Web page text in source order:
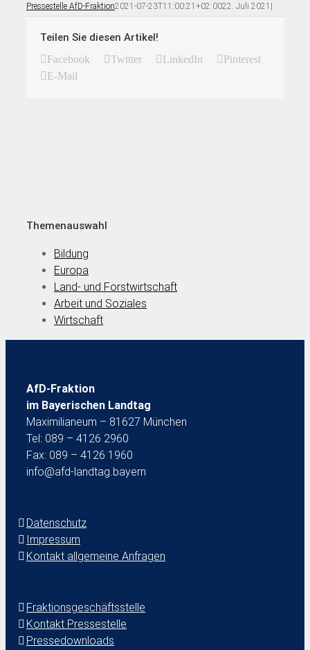
Pressestelle AfD-Fraktion2021-07-23T11:00:21+02:0022. Juli 2021 |
Teilen Sie diesen Artikel!
Facebook Twitter LinkedIn
Pinterest
E-Mail
Themenauswahl
Bildung
Europa
Land- und Forstwirtschaft
Arbeit und Soziales
Wirtschaft
AfD-Fraktion
im Bayerischen Landtag
Maximilianeum – 81627 München
Tel: 089 – 4126 2960
Fax: 089 – 4126 1960
info@afd-landtag.bayern
Datenschutz
Impressum
Kontakt allgemeine Anfragen
Fraktionsgeschäftsstelle
Kontakt Pressestelle
Pressedownloads